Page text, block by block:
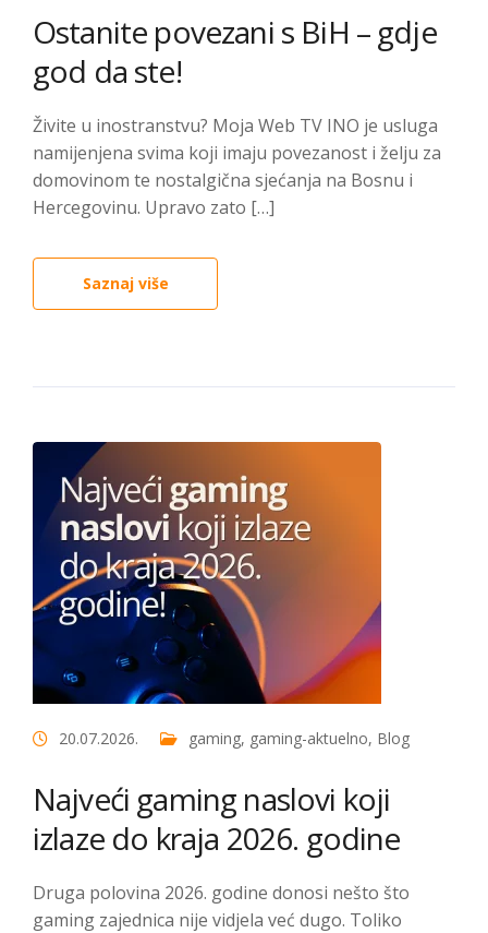
Ostanite povezani s BiH – gdje
god da ste!
Živite u inostranstvu? Moja Web TV INO je usluga
namijenjena svima koji imaju povezanost i želju za
domovinom te nostalgična sjećanja na Bosnu i
Hercegovinu. Upravo zato […]
Saznaj više
20.07.2026. gaming, gaming-aktuelno, Blog
Najveći gaming naslovi koji
izlaze do kraja 2026. godine
Druga polovina 2026. godine donosi nešto što
gaming zajednica nije vidjela već dugo. Toliko